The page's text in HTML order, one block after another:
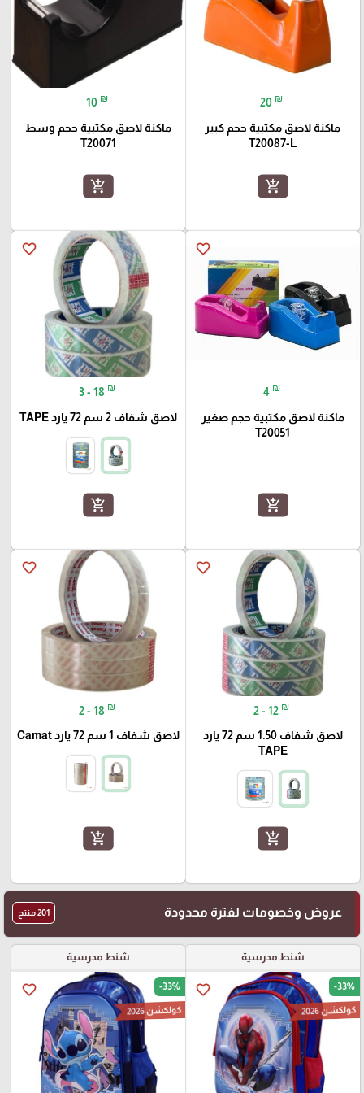
20 ₪
ماكنة لاصق مكتبية حجم كبير
T20087-L
add_shopping_cart
10 ₪
ماكنة لاصق مكتبية حجم وسط
T20071
add_shopping_cart
favorite_border
4 ₪
ماكنة لاصق مكتبية حجم صغير
T20051
add_shopping_cart
favorite_border
3 - 18 ₪
لاصق شفاف 2 سم 72 يارد TAPE
add_shopping_cart
favorite_border
2 - 12 ₪
لاصق شفاف 1.50 سم 72 يارد
TAPE
add_shopping_cart
favorite_border
2 - 18 ₪
لاصق شفاف 1 سم 72 يارد Camat
add_shopping_cart
عروض وخصومات لفترة محدودة 201 منتج
شنط مدرسية
favorite_border -33%
كولكشن 2026
شنط مدرسية
favorite_border -33%
كولكشن 2026